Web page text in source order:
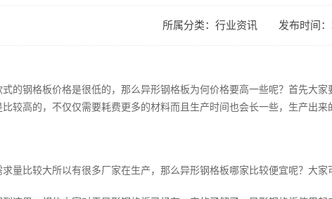
所属分类：行业资讯 发布时间
的钢格板价格是很低的，那么异形钢格板为何价格要高一些呢？首先
较高的，不仅仅需要耗费更多的材料而且生产时间也会长一些，生产出
比较大所以有很多厂家在生产，那么异形钢格板哪家比较便宜呢？大